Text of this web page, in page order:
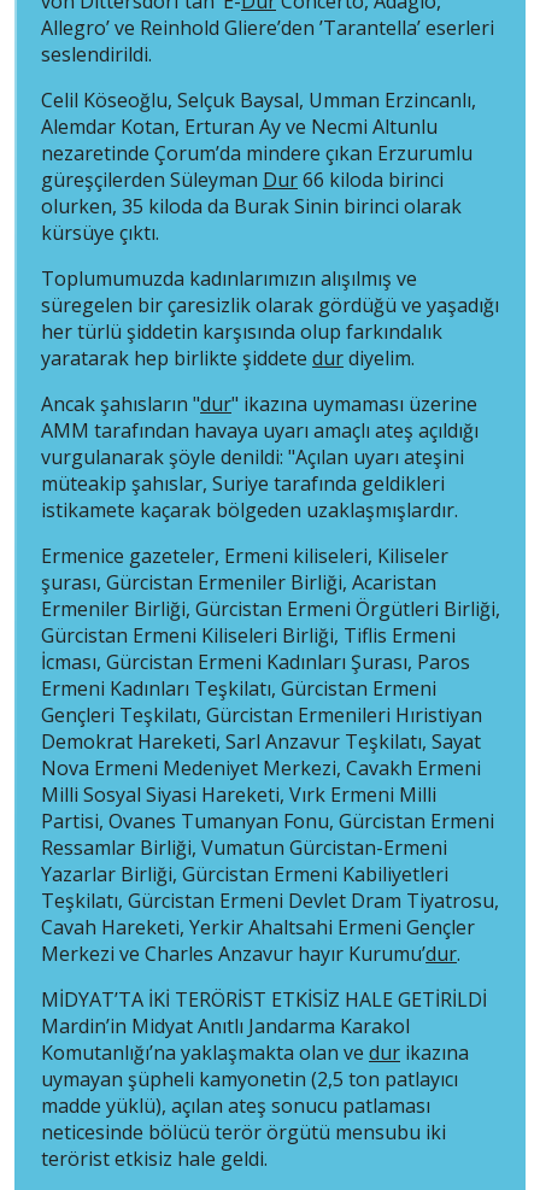
Allegro’ ve Reinhold Gliere’den ’Tarantella’ eserleri
seslendirildi.
Celil Köseoğlu, Selçuk Baysal, Umman Erzincanlı,
Alemdar Kotan, Erturan Ay ve Necmi Altunlu
nezaretinde Çorum’da mindere çıkan Erzurumlu
güreşçilerden Süleyman Dur66 kiloda birinci
olurken, 35 kiloda da Burak Sinin birinci olarak
kürsüye çıktı.
Toplumumuzda kadınlarımızın alışılmış ve
süregelen bir çaresizlik olarak gördüğü ve yaşadığı
her türlü şiddetin karşısında olup farkındalık
yaratarak hep birlikte şiddete durdiyelim.
Ancak şahısların "dur" ikazına uymaması üzerine
AMM tarafından havaya uyarı amaçlı ateş açıldığı
vurgulanarak şöyle denildi: "Açılan uyarı ateşini
müteakip şahıslar, Suriye tarafında geldikleri
istikamete kaçarak bölgeden uzaklaşmışlardır.
Ermenice gazeteler, Ermeni kiliseleri, Kiliseler
şurası, Gürcistan Ermeniler Birliği, Acaristan
Ermeniler Birliği, Gürcistan Ermeni Örgütleri Birliği,
Gürcistan Ermeni Kiliseleri Birliği, Tiflis Ermeni
İcması, Gürcistan Ermeni Kadınları Şurası, Paros
Ermeni Kadınları Teşkilatı, Gürcistan Ermeni
Gençleri Teşkilatı, Gürcistan Ermenileri Hıristiyan
Demokrat Hareketi, Sarl Anzavur Teşkilatı, Sayat
Nova Ermeni Medeniyet Merkezi, Cavakh Ermeni
Milli Sosyal Siyasi Hareketi, Vırk Ermeni Milli
Partisi, Ovanes Tumanyan Fonu, Gürcistan Ermeni
Ressamlar Birliği, Vumatun Gürcistan-Ermeni
Yazarlar Birliği, Gürcistan Ermeni Kabiliyetleri
Teşkilatı, Gürcistan Ermeni Devlet Dram Tiyatrosu,
Cavah Hareketi, Yerkir Ahaltsahi Ermeni Gençler
Merkezi ve Charles Anzavur hayır Kurumu’dur.
MİDYAT’TA İKİ TERÖRİST ETKİSİZ HALE GETİRİLDİ
Mardin’in Midyat Anıtlı Jandarma Karakol
Komutanlığı’na yaklaşmakta olan ve dur ikazına
uymayan şüpheli kamyonetin (2,5 ton patlayıcı
madde yüklü), açılan ateş sonucu patlaması
neticesinde bölücü terör örgütü mensubu iki
terörist etkisiz hale geldi.